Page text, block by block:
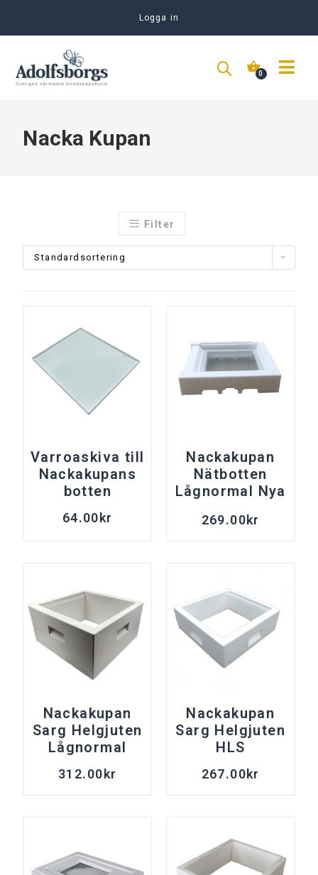
Logga in
Nacka Kupan
Filter
Standardsortering
Varroaskiva till
Nackakupans
botten
64.00kr
Nackakupan
Nätbotten
Lågnormal Nya
269.00kr
Nackakupan
Sarg Helgjuten
Lågnormal
312.00 kr
Nackakupan
Sarg Helgjuten
HLS
267.00kr